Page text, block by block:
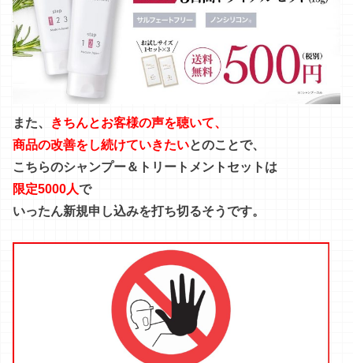
また、 きちんとお客様の声を聴いて、
商品の改善をし続けていきたいとのことで、
こちらのシャンプー＆トリートメントセットは
限定5000人で
いったん新規申し込みを打ち切るそうです。